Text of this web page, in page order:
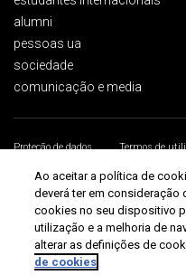
alumni
pessoas ua
sociedade
comunicação e media
Proteção de dados Termos de
Universidade de Aveiro 2026
Ao aceitar a política de
deverá ter em consideração
cookies no seu dispositivo
utilização e a melhoria de
alterar as definições de
de cookies